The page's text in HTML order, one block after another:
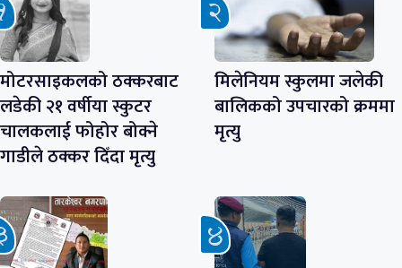
मोटरसाइकलको ठक्करबाट
लडेकी २१ वर्षीया स्कुटर
चालकलाई फोहोर बोक्ने
गाडीले ठक्कर दिँदा मृत्यु
मिलेनियम स्कुलमा जलेकी
बालिकको उपचारको क्रममा
मृत्यु